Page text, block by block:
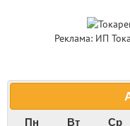
Реклама: ИП
Пн Вт Ср